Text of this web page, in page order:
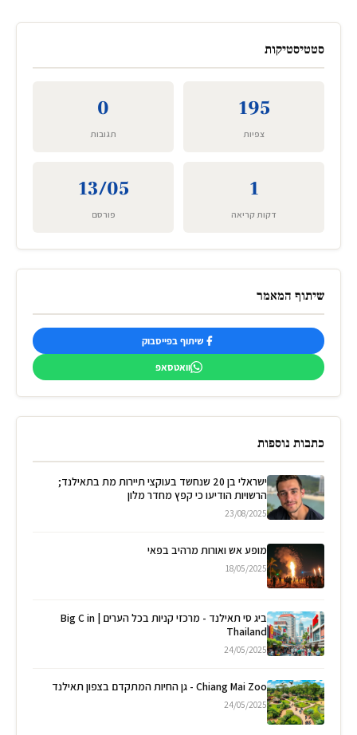
סטטיסטיקות
195
צפיות
0
תגובות
1
דקות קריאה
13/05
פורסם
שיתוף המאמר
שיתוף בפייסבוק
וואטסאפ
כתבות נוספות
ישראלי בן 20 שנחשד בעוקצי תיירות מת בתאילנד;
הרשויות הודיעו כי קפץ מחדר מלון
23/08/2025
מופע אש ואורות מרהיב בפאי
18/05/2025
ביג סי תאילנד - מרכזי קניות בכל הערים | Big C in
Thailand
24/05/2025
Chiang Mai Zoo - גן החיות המתקדם בצפון תאילנד
24/05/2025